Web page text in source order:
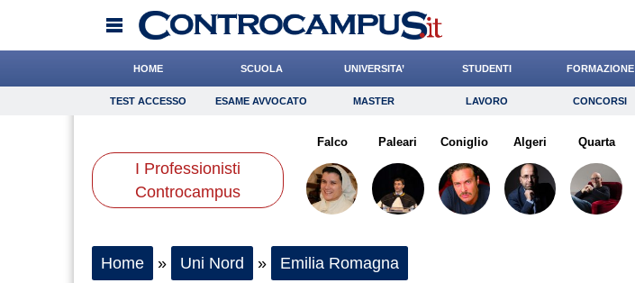
HOME SCUOLA UNIVERSITA’ STUDENTI FORMAZIONE
TEST ACCESSO Esame Avvocato Master Lavoro Concorsi
Consigli Risparmio Diritto
Scienze
TEST ACCESSO ESAME AVVOCATO MASTER LAVORO CONCORSI
I Professionisti
Controcampus
Falco Paleari Coniglio Algeri Quarta
Home » Uni Nord » Emilia Romagna